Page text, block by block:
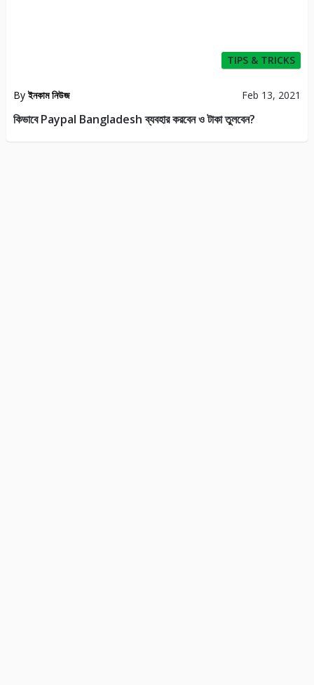
TIPS & TRICKS
Byইনকাম নিউজ Feb 13, 2021
কিভাবে Paypal Bangladesh ব্যবহার করবেন ও টাকা তুলবেন?